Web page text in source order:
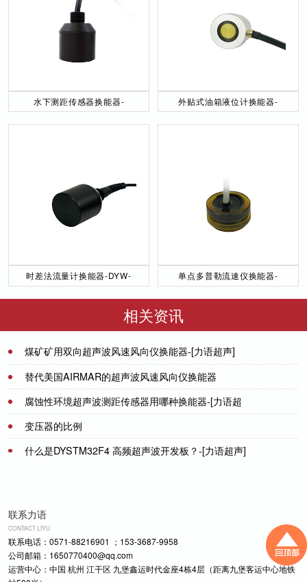
水下测距传感器换能器-
外贴式油箱液位计换能器-
时差法流量计换能器-DYW-
单点多普勒流速仪换能器-
相关资讯
煤矿矿用双向超声波风速风向仪换能器-[力语超声]
替代美国AIRMAR的超声波风速风向仪换能器
腐蚀性环境超声波测距传感器用哪种换能器-[力语超
声]
变压器的比例
什么是DYSTM32F4 高频超声波开发板？-[力语超声]
联系力语
CONTACT LIYU
联系电话：0571-88216901 ；153-3687-9958
公司邮箱：1650770400@qq.com
运营中心：中国 杭州 江干区 九堡鑫运时代金座4栋4层（距离九堡客运中心地铁